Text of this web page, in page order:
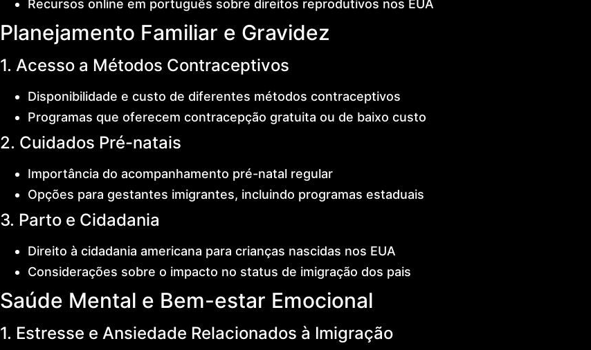
Recursos online em português sobre direitos reprodutivos nos EUA
Planejamento Familiar e Gravidez
1. Acesso a Métodos Contraceptivos
Disponibilidade e custo de diferentes métodos contraceptivos
Programas que oferecem contracepção gratuita ou de baixo custo
2. Cuidados Pré-natais
Importância do acompanhamento pré-natal regular
Opções para gestantes imigrantes, incluindo programas estaduais
3. Parto e Cidadania
Direito à cidadania americana para crianças nascidas nos EUA
Considerações sobre o impacto no status de imigração dos pais
Saúde Mental e Bem-estar Emocional
1. Estresse e Ansiedade Relacionados à Imigração